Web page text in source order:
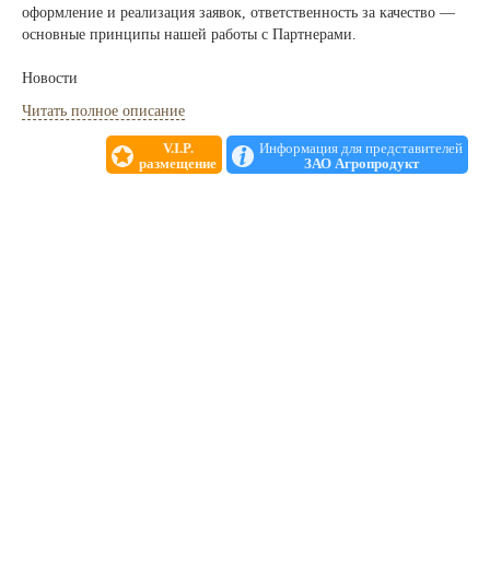
оформление и реализация заявок, ответственность за качество —
основные принципы нашей работы с Партнерами.
Новости
С 10 по 14 февраля участвуем в выставке «Продэкспо-2014»
(Москва, Краснопресненская наб., 14, «Экспоцентр»). Наш стенд:
FC 080, в павильоне «Форум». Вы сможете продегустировать
Читать полное описание
V.I.P.
размещение
Информация для представителей
ЗАО Агропродукт